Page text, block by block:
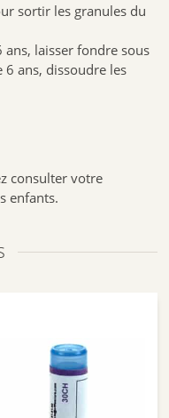
sortir les granules du
laisser fondre sous
ans, dissoudre les
consulter votre
enfants.